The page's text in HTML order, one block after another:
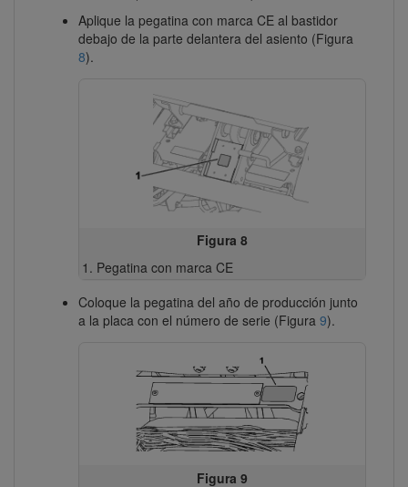
Aplique la pegatina con marca CE al bastidor
debajo de la parte delantera del asiento (Figura
8).
Figura 8
Pegatina con marca CE
Coloque la pegatina del año de producción junto
a la placa con el número de serie (Figura 9).
Figura 9